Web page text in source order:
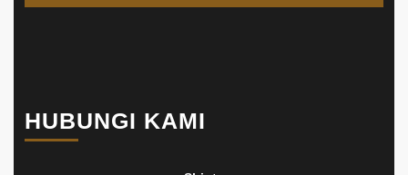
HUBUNGI KAMI